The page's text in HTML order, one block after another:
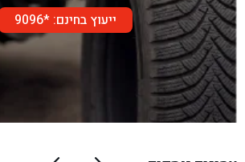
ייעוץ בחינם: *9096